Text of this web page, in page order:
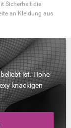
Sicherheit die
an Kleidung aus
ist. Hohe
knackigen